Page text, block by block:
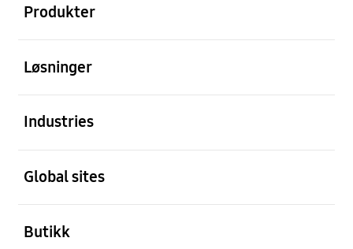
Produkter
Løsninger
Industries
Global sites
Butikk